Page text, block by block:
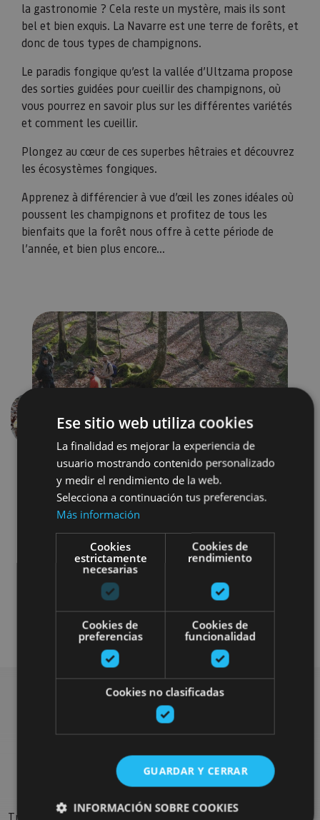
la gastronomie ? Cela reste un mystère, mais ils sont
bel et bien exquis. La Navarre est une terre de forêts, et
donc de tous types de champignons.
Le paradis fongique qu’est la vallée d’Ultzama propose
des sorties guidées pour cueillir des champignons, où
vous pourrez en savoir plus sur les différentes variétés
et comment les cueillir.
Plongez au cœur de ces superbes hêtraies et découvrez
les écosystèmes fongiques.
Apprenez à différencier à vue d’œil les zones idéales où
poussent les champignons et profitez de tous les
bienfaits que la forêt nous offre à cette période de
l’année, et bien plus encore...
Précédent
Gastronomía
Senderismo y montaña
Visitas guiadas
Rechercher plus de
sorties
Trouvez des sorties et des propositions pour compléter votre
Ese sitio web utiliza cookies
La finalidad es mejorar la experiencia de
usuario mostrando contenido personalizado
y medir el rendimiento de la web.
Selecciona a continuación tus preferencias.
Más información
Cookies
estrictamente
necesarias
Cookies de
rendimiento
Cookies de
preferencias
Cookies de
funcionalidad
Cookies no clasificadas
GUARDAR Y CERRAR
INFORMACIÓN SOBRE COOKIES